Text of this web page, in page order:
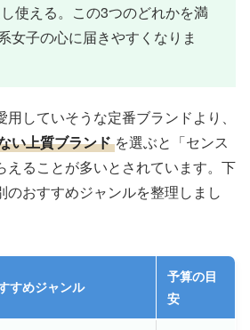
使える。この3つのどれかを満
女子の心に届きやすくなりま
していそうな定番ブランドより、
い上質ブランド を選ぶと「センス
えることが多いとされています。下
のおすすめジャンルを整理しまし
すめジャンル
予算の目
安